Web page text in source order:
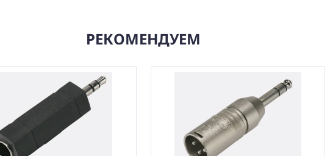
РЕКОМЕНДУЕМ